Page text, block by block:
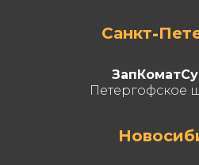
Санкт-
Петергофское